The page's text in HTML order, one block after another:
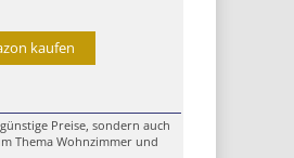
kaufen
Preise, sondern auch
Thema Wohnzimmer und